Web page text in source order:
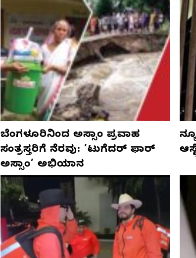
ಬೆಂಗಳೂರಿನಿಂದ ಅಸ್ಸಾಂ ಪ್ರವಾಹ
ಸಂತ್ರಸ್ತರಿಗೆ ನೆರವು: ‘ಟುಗೆದರ್ ಫಾರ್
ಅಸ್ಸಾಂ’ ಅಭಿಯಾನ